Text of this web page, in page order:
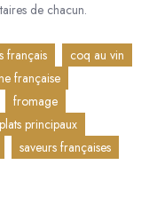
de chacun.
français
coq au vin
française
fromage
plats principaux
saveurs françaises